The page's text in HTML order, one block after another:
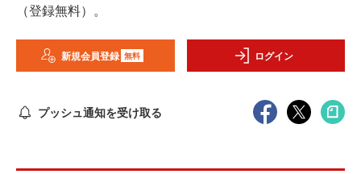
（登録無料）。
新規会員登録 無料 ログイン
プッシュ通知を受け取る